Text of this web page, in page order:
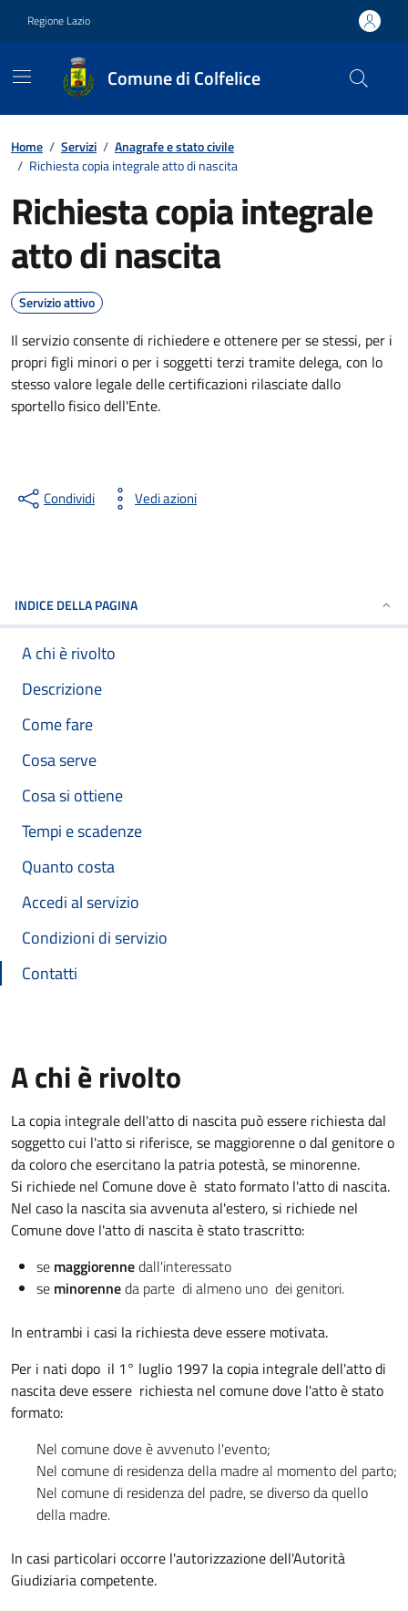
Regione Lazio
Comune di Colfelice
Contenuti in evidenza
Home / Servizi / Anagrafe e stato civile
/ Richiesta copia integrale atto di nascita
Richiesta copia integrale
atto di nascita
Servizio attivo
Il servizio consente di richiedere e ottenere per se stessi, per i
propri figli minori o per i soggetti terzi tramite delega, con lo
stesso valore legale delle certificazioni rilasciate dallo
sportello fisico dell'Ente.
Condividi Vedi azioni
INDICE DELLA PAGINA
A chi è rivolto
Descrizione
Come fare
Cosa serve
Cosa si ottiene
Tempi e scadenze
Quanto costa
Accedi al servizio
Condizioni di servizio
Contatti
A chi è rivolto
La copia integrale dell'atto di nascita può essere richiesta dal
soggetto cui l'atto si riferisce, se maggiorenne o dal genitore o
da coloro che esercitano la patria potestà, se minorenne.
Si richiede nel Comune dove è stato formato l'atto di nascita.
Nel caso la nascita sia avvenuta al'estero, si richiede nel
Comune dove l'atto di nascita è stato trascritto:
se maggiorennedall'interessato
se minorenneda parte di almeno uno dei genitori.
In entrambi i casi la richiesta deve essere motivata.
Per i nati dopo il 1° luglio 1997 la copia integrale dell'atto di
nascita deve essere richiesta nel comune dove l'atto è stato
formato:
Nel comune dove è avvenuto l'evento;
Nel comune di residenza della madre al momento del parto;
Nel comune di residenza del padre, se diverso da quello
della madre.
In casi particolari occorre l'autorizzazione dell'Autorità
Giudiziaria competente.